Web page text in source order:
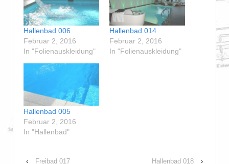
Hallenbad 006
Februar 2, 2016
In "Folienauskleidung"
Hallenbad 014
Februar 2, 2016
In "Folienauskleidung"
Hallenbad 005
Februar 2, 2016
In "Hallenbad"
‹ Freibad 017 Hallenbad 018 ›